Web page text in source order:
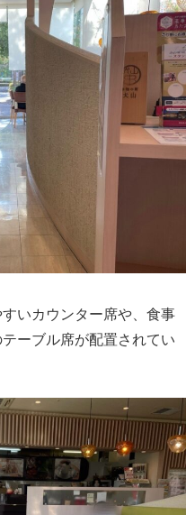
いカウンター席や、食事
ーブル席が配置されてい